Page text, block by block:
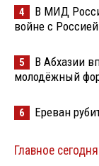
4
В МИД
войне с Россией
5
В Абхазии
молодёжный
6 Ереван
Главное сегодня